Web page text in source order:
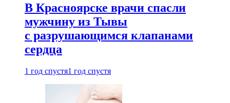
В Красноярске врачи спасли
мужчину из Тывы
с разрушающимся клапанами
сердца
1 год спустя1 год спустя